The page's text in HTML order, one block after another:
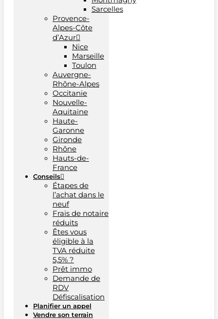
Sarcelles
Provence-
Alpes-Côte
d’Azur
Nice
Marseille
Toulon
Auvergne-
Rhône-Alpes
Occitanie
Nouvelle-
Aquitaine
Haute-
Garonne
Gironde
Rhône
Hauts-de-
France
Conseils
Étapes de
l’achat dans le
neuf
Frais de notaire
réduits
Êtes vous
éligible à la
TVA réduite
5,5% ?
Prêt immo
Demande de
RDV
Défiscalisation
Planifier un appel
Vendre son terrain